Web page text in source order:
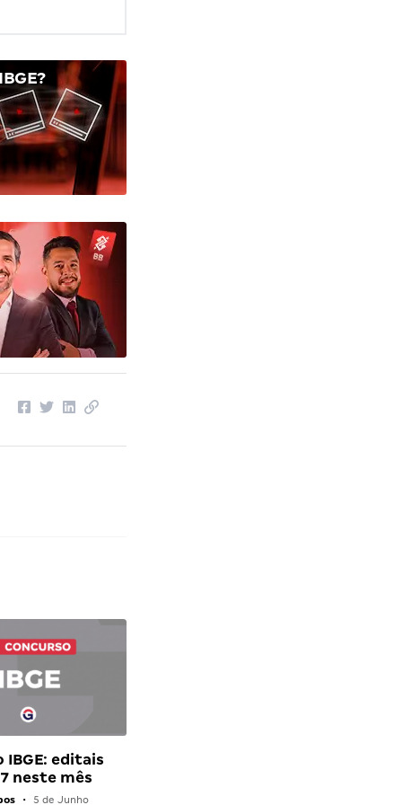
IBGE: editais
neste mês
• 5 de Junho